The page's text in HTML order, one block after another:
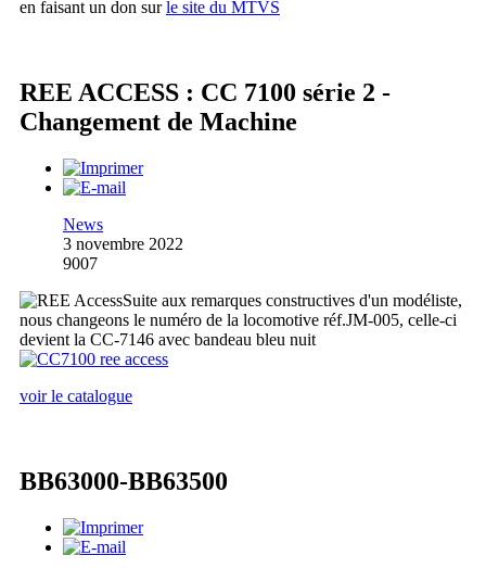
en faisant un don surle site du MTVS
REE ACCESS : CC 7100 série 2 -
Changement de Machine
News
3 novembre 2022
9007
Suite aux remarques constructives d'un modéliste,
nous changeons le numéro de la locomotive réf.JM-005, celle-ci
devient la CC-7146 avec bandeau bleu nuit
voir le catalogue
BB63000-BB63500